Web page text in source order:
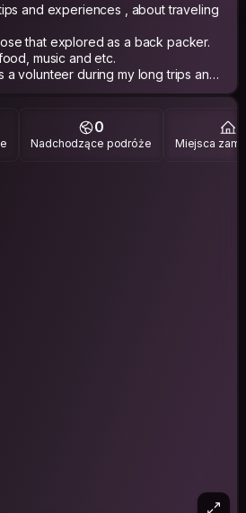
and experiences , about traveling
that explored as a back packer.
music and etc.
volunteer during my long trips and I
0
Nadchodzące podróże Miejsca